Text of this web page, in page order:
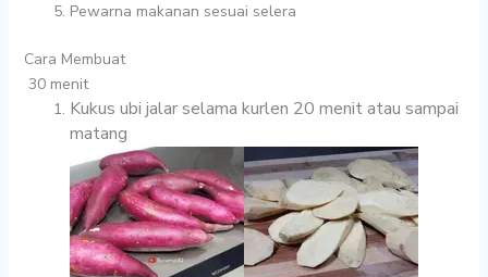
Pewarna makanan sesuai selera
Cara Membuat
30 menit
Kukus ubi jalar selama kurlen 20 menit atau sampai
matang